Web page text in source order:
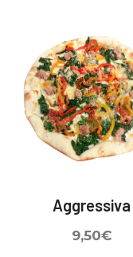
Aggressiva
9,50€